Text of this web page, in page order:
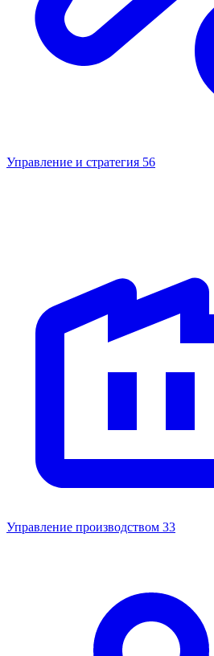
Управление и стратегия 56
Управление производством 33